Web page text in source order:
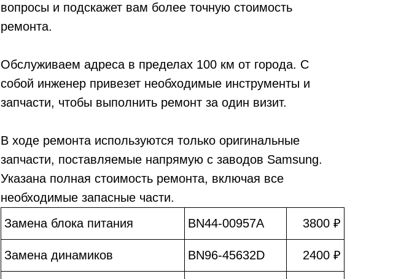
вопросы и подскажет вам более точную стоимость
ремонта.
Обслуживаем адреса в пределах 100 км от города. С
собой инженер привезет необходимые инструменты и
запчасти, чтобы выполнить ремонт за один визит.
В ходе ремонта используются только оригинальные
запчасти, поставляемые напрямую с заводов Samsung.
Указана полная стоимость ремонта, включая все
необходимые запасные части.
Замена блока питания
BN44-00957A 3800 ₽
Замена динамиков BN96-45632D 2400 ₽